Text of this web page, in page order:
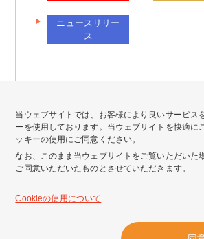
当ウェブサイトでは、お客様により良いサービス
ーを使用しております。当ウェブサイトを快適に
ッキーの使用にご同意ください。
なお、このまま当ウェブサイトをご覧いただいた
ご同意いただいたものとさせていただきます。
Cookieの使用について
ニュースリリー
ス
会社情報